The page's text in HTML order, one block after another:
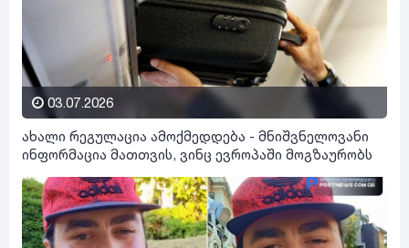
03.07.2026
ახალი რეგულაცია ამოქმედდება - მნიშვნელოვანი
ინფორმაცია მათთვის, ვინც ევროპაში მოგზაურობს